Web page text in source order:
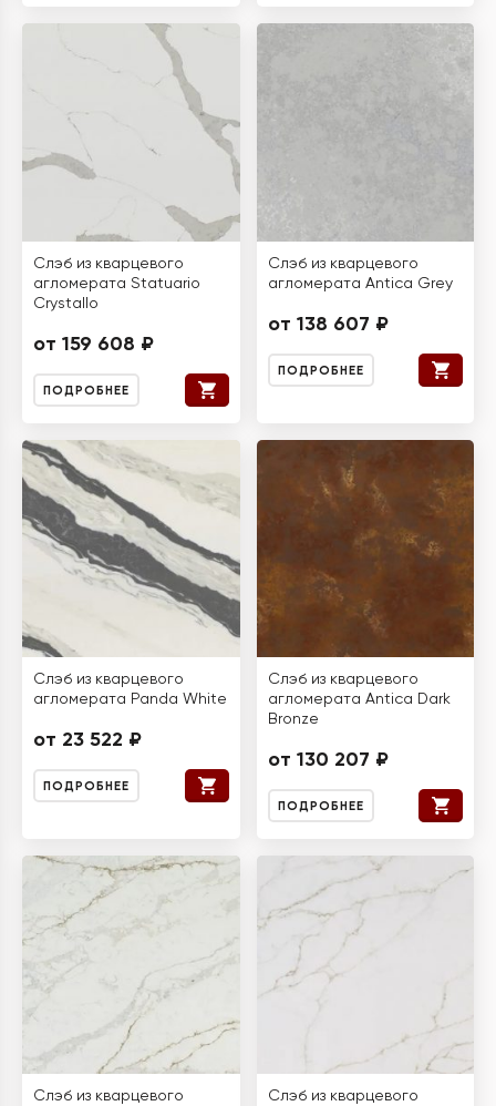
Слэб из кварцевого
агломерата Statuario
Crystallo
от 159 608 ₽
ПОДРОБНЕЕ
Слэб из кварцевого
агломерата Antica Grey
от 138 607 ₽
ПОДРОБНЕЕ
Слэб из кварцевого
агломерата Panda White
от 23 522 ₽
ПОДРОБНЕЕ
Слэб из кварцевого
агломерата Antica Dark
Bronze
от 130 207 ₽
ПОДРОБНЕЕ
Слэб из кварцевого
Слэб из кварцевого